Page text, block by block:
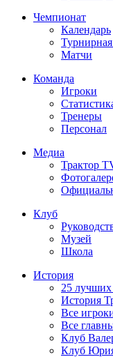
Чемпионат
Календарь
Матчи
Команда
Игроки
Тренеры
Персонал
Медиа
Трактор
Клуб
Музей
Школа
История
25 лучших
История
Все
Все
Клуб
Клуб